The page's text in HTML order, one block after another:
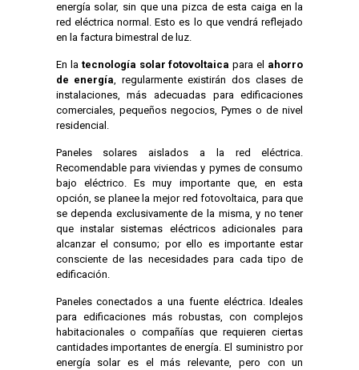
energía solar, sin que una pizca de esta caiga en la
red eléctrica normal. Esto es lo que vendrá reflejado
en la factura bimestral de luz.
En la tecnología solar fotovoltaica para el ahorro
de energía, regularmente existirán dos clases de
instalaciones, más adecuadas para edificaciones
comerciales, pequeños negocios, Pymes o de nivel
residencial.
Paneles solares aislados a la red eléctrica.
Recomendable para viviendas y pymes de consumo
bajo eléctrico. Es muy importante que, en esta
opción, se planee la mejor red fotovoltaica, para que
se dependa exclusivamente de la misma, y no tener
que instalar sistemas eléctricos adicionales para
alcanzar el consumo; por ello es importante estar
consciente de las necesidades para cada tipo de
edificación.
Paneles conectados a una fuente eléctrica. Ideales
para edificaciones más robustas, con complejos
habitacionales o compañías que requieren ciertas
cantidades importantes de energía. El suministro por
energía solar es el más relevante, pero con un